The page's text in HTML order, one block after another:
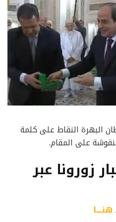
البهرة النقاط على كلمة
على المقام.
زورونا عبر
هنــــا